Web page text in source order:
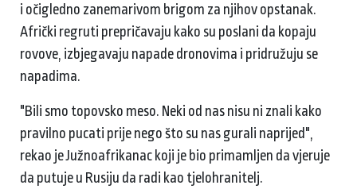
i očigledno zanemarivom brigom za njihov opstanak.
Afrički regruti prepričavaju kako su poslani da kopaju
rovove, izbjegavaju napade dronovima i pridružuju se
napadima.
"Bili smo topovsko meso. Neki od nas nisu ni znali kako
pravilno pucati prije nego što su nas gurali naprijed",
rekao je Južnoafrikanac koji je bio primamljen da vjeruje
da putuje u Rusiju da radi kao tjelohranitelj.